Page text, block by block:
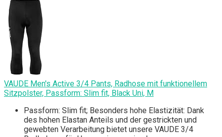
VAUDE Men's Active 3/4 Pants, Radhose mit funktionellem
Sitzpolster, Passform: Slim fit, Black Uni, M
Passform: Slim fit; Besonders hohe Elastizität: Dank
des hohen Elastan Anteils und der gestrickten und
gewebten Verarbeitung bietet unsere VAUDE 3/4